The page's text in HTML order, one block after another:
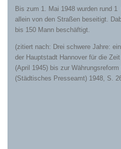
Bis zum 1. Mai 1948 wurden rund
allein von den Straßen beseitigt.
bis 150 Mann beschäftigt.
(zitiert nach: Drei schwere Jahre:
der Hauptstadt Hannover für die
(April 1945) bis zur
(Städtisches Presseamt) 1948, S.